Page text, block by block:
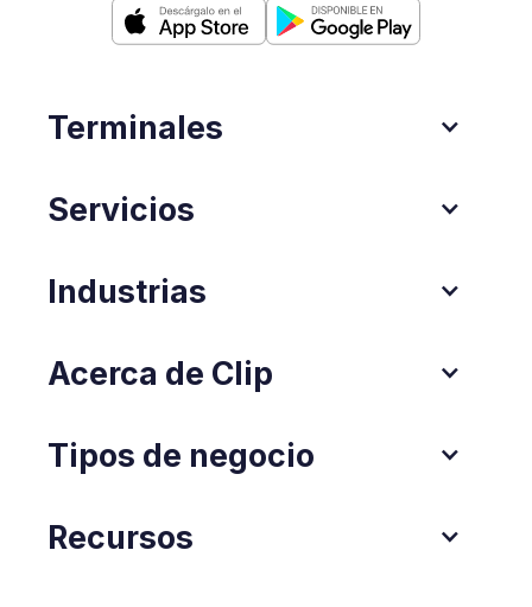
Terminales
Servicios
Industrias
Acerca de Clip
Tipos de negocio
Recursos